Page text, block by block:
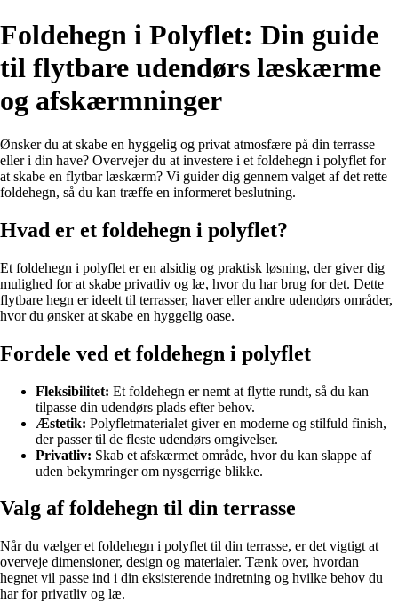
Foldehegn i Polyflet: Din guide
til flytbare udendørs læskærme
og afskærmninger
Ønsker du at skabe en hyggelig og privat atmosfære på din terrasse
eller i din have? Overvejer du at investere i et foldehegn i polyflet for
at skabe en flytbar læskærm? Vi guider dig gennem valget af det rette
foldehegn, så du kan træffe en informeret beslutning.
Hvad er et foldehegn i polyflet?
Et foldehegn i polyflet er en alsidig og praktisk løsning, der giver dig
mulighed for at skabe privatliv og læ, hvor du har brug for det. Dette
flytbare hegn er ideelt til terrasser, haver eller andre udendørs områder,
hvor du ønsker at skabe en hyggelig oase.
Fordele ved et foldehegn i polyflet
Fleksibilitet: Et foldehegn er nemt at flytte rundt, så du kan
tilpasse din udendørs plads efter behov.
Æstetik: Polyfletmaterialet giver en moderne og stilfuld finish,
der passer til de fleste udendørs omgivelser.
Privatliv: Skab et afskærmet område, hvor du kan slappe af
uden bekymringer om nysgerrige blikke.
Valg af foldehegn til din terrasse
Når du vælger et foldehegn i polyflet til din terrasse, er det vigtigt at
overveje dimensioner, design og materialer. Tænk over, hvordan
hegnet vil passe ind i din eksisterende indretning og hvilke behov du
har for privatliv og læ.